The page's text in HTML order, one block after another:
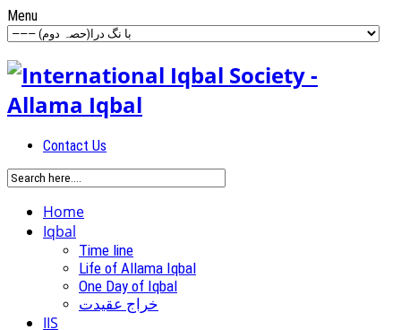
Menu
Contact Us
Home
Iqbal
Time line
Life of Allama Iqbal
One Day of Iqbal
خراج عقیدت
IIS